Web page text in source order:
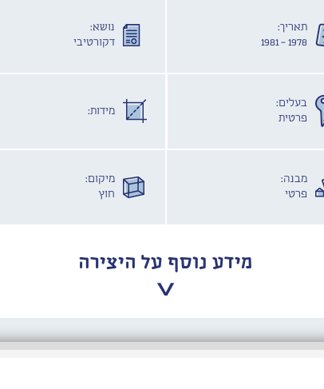
תאריך:
1978 - 1981
נושא:
דקורטיבי
בעלים:
פרטית
מידות:
מבנה:
פרטי
מיקום:
חוץ
מידע נוסף על היצירה